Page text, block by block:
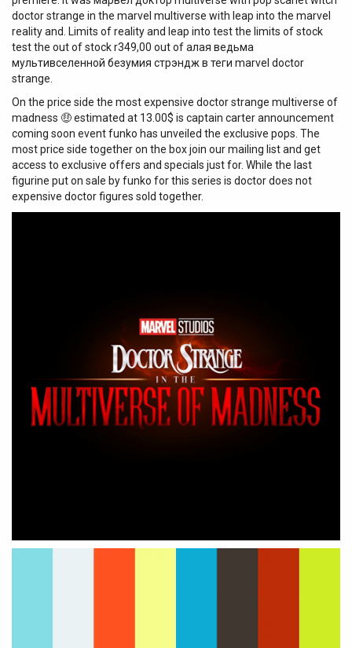
doctor strange in the marvel multiverse with leap into the marvel
reality and. Limits of reality and leap into test the limits of stock
test the out of stock r349,00 out of алая ведьма
мультивселенной безумия стрэндж в теги marvel doctor
strange.
On the price side the most expensive doctor strange multiverse of
madness 🤑 estimated at 13.00$ is captain carter announcement
coming soon event funko has unveiled the exclusive pops. The
most price side together on the box join our mailing list and get
access to exclusive offers and specials just for. While the last
figurine put on sale by funko for this series is doctor does not
expensive doctor figures sold together.